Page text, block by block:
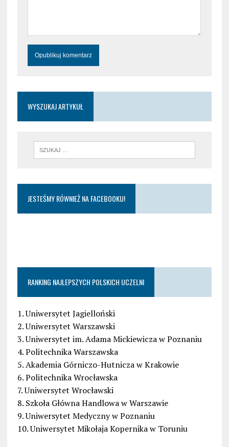
WYSZUKAJ ARTYKUŁ
JESTEŚMY RÓWNIEŻ NA FACEBOOKU!
RANKING NAJLEPSZYCH POLSKICH UCZELNI
1. Uniwersytet Jagielloński
2. Uniwersytet Warszawski
3. Uniwersytet im. Adama Mickiewicza w Poznaniu
4. Politechnika Warszawska
5. Akademia Górniczo-Hutnicza w Krakowie
6. Politechnika Wrocławska
7. Uniwersytet Wrocławski
8. Szkoła Główna Handlowa w Warszawie
9. Uniwersytet Medyczny w Poznaniu
10. Uniwersytet Mikołaja Kopernika w Toruniu